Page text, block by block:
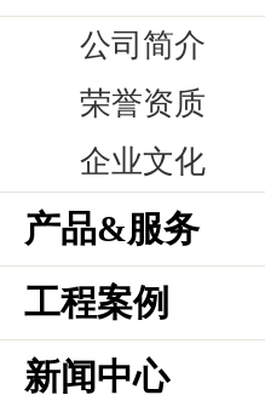
公司简介
荣誉资质
企业文化
产品&服务
工程案例
新闻中心